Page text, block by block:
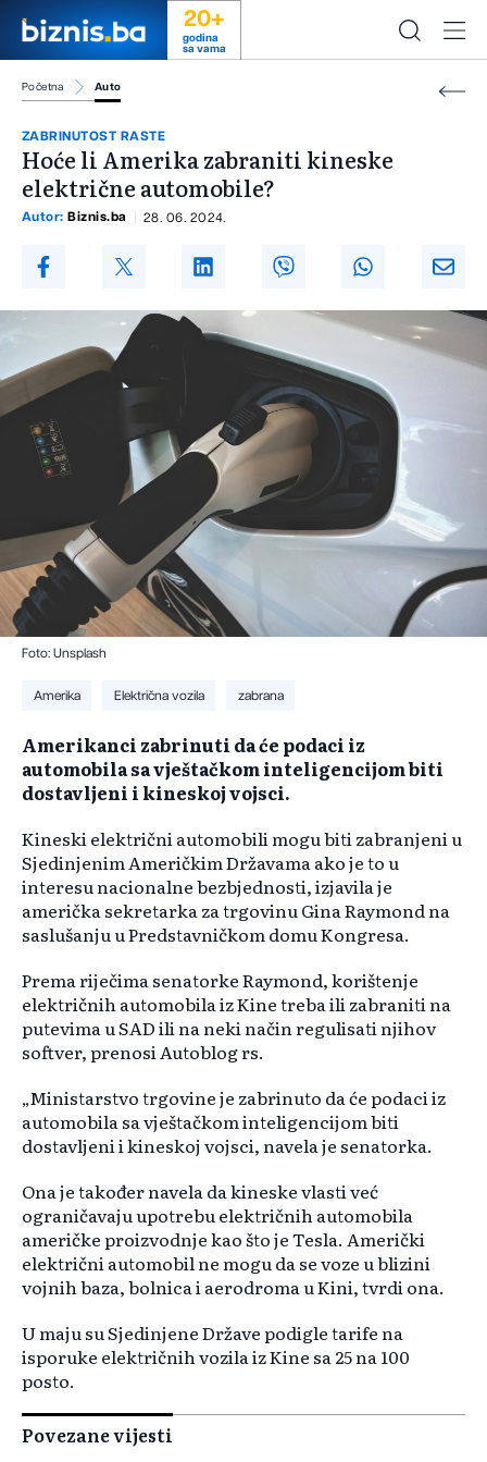
20+
godina
sa vama
Početna Auto
ZABRINUTOST RASTE
Hoće li Amerika zabraniti kineske
električne automobile?
Autor: Biznis.ba 28. 06. 2024.
Foto: Unsplash
Amerika Električna vozila zabrana
Amerikanci zabrinuti da će podaci iz
automobila sa vještačkom inteligencijom biti
dostavljeni i kineskoj vojsci.
Kineski električni automobili mogu biti zabranjeni u
Sjedinjenim Američkim Državama ako je to u
interesu nacionalne bezbjednosti, izjavila je
američka sekretarka za trgovinu Gina Raymond na
saslušanju u Predstavničkom domu Kongresa.
Prema riječima senatorke Raymond, korištenje
električnih automobila iz Kine treba ili zabraniti na
putevima u SAD ili na neki način regulisati njihov
softver, prenosi Autoblog rs.
„Ministarstvo trgovine je zabrinuto da će podaci iz
automobila sa vještačkom inteligencijom biti
dostavljeni i kineskoj vojsci, navela je senatorka.
Ona je također navela da kineske vlasti već
ograničavaju upotrebu električnih automobila
američke proizvodnje kao što je Tesla. Američki
električni automobil ne mogu da se voze u blizini
vojnih baza, bolnica i aerodroma u Kini, tvrdi ona.
U maju su Sjedinjene Države podigle tarife na
isporuke električnih vozila iz Kine sa 25 na 100
posto.
Povezane vijesti